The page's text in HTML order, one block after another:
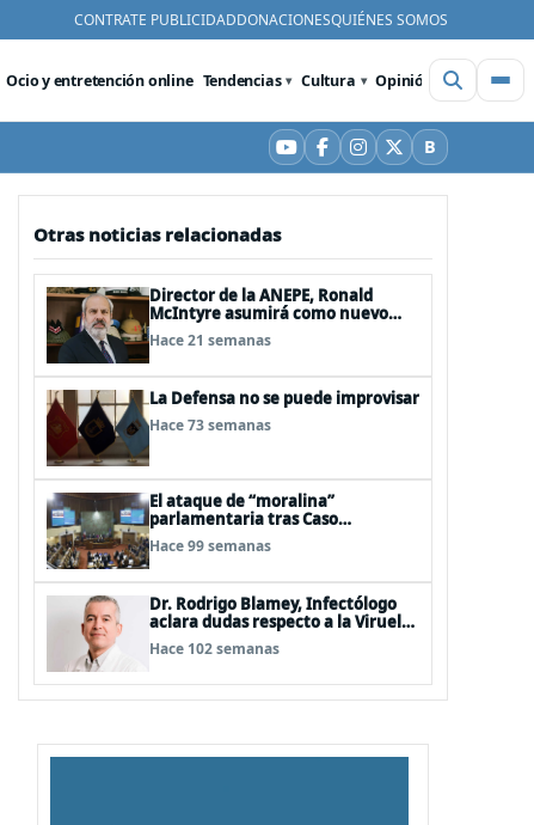
CONTRATE PUBLICIDADDONACIONESQUIÉNES SOMOS
Ocio y entretención online Tendencias Cultura Opinión Videos
YouTube
Facebook
Instagram
X BBluesky
Otras noticias relacionadas
Director de la ANEPE, Ronald
McIntyre asumirá como nuevo
director de la ANI
Hace 21 semanas
La Defensa no se puede improvisar
Hace 73 semanas
El ataque de “moralina”
parlamentaria tras Caso
Hermosilla, pero se olvidan que
son los peor evaluados
Hace 99 semanas
Dr. Rodrigo Blamey, Infectólogo
aclara dudas respecto a la Viruela
del Mono (MPOX)
Hace 102 semanas